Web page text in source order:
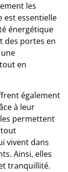
les
est essentielle
énergétique
des portes en
en
également
à leur
permettent
vivent dans
Ainsi, elles
tranquillité.